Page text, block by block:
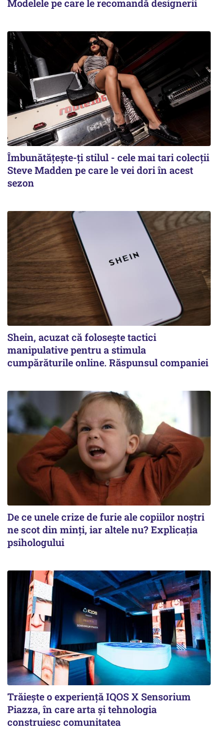
Modelele pe care le recomandă designerii
Îmbunătățește-ți stilul - cele mai tari colecții
Steve Madden pe care le vei dori în acest
sezon
Shein, acuzat că folosește tactici
manipulative pentru a stimula
cumpărăturile online. Răspunsul companiei
De ce unele crize de furie ale copiilor noștri
ne scot din minți, iar altele nu? Explicația
psihologului
Trăiește o experiență IQOS X Sensorium
Piazza, în care arta și tehnologia
construiesc comunitatea